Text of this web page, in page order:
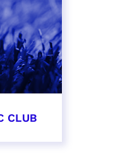
CLUB